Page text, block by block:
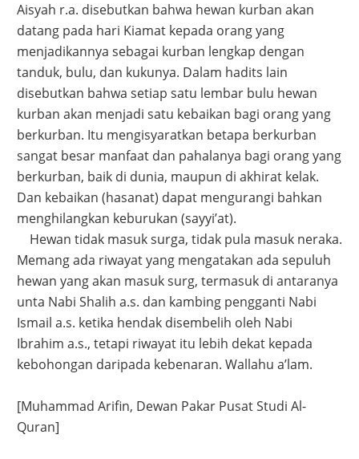
Aisyah r.a. disebutkan bahwa hewan kurban akan
datang pada hari Kiamat kepada orang yang
menjadikannya sebagai kurban lengkap dengan
tanduk, bulu, dan kukunya. Dalam hadits lain
disebutkan bahwa setiap satu lembar bulu hewan
kurban akan menjadi satu kebaikan bagi orang yang
berkurban. Itu mengisyaratkan betapa berkurban
sangat besar manfaat dan pahalanya bagi orang yang
berkurban, baik di dunia, maupun di akhirat kelak.
Dan kebaikan (hasanat) dapat mengurangi bahkan
menghilangkan keburukan (sayyi’at).
Hewan tidak masuk surga, tidak pula masuk neraka.
Memang ada riwayat yang mengatakan ada sepuluh
hewan yang akan masuk surg, termasuk di antaranya
unta Nabi Shalih a.s. dan kambing pengganti Nabi
Ismail a.s. ketika hendak disembelih oleh Nabi
Ibrahim a.s., tetapi riwayat itu lebih dekat kepada
kebohongan daripada kebenaran. Wallahu a’lam.
[Muhammad Arifin, Dewan Pakar Pusat Studi Al-
Quran]